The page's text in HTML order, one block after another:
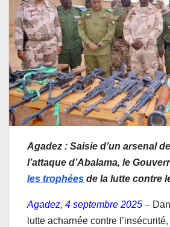
Agadez : Saisie d’un arsenal
l’attaque d’Abalama, le
les trophées de la lutte contre
Agadez, 4 septembre 2025 –
lutte acharnée contre